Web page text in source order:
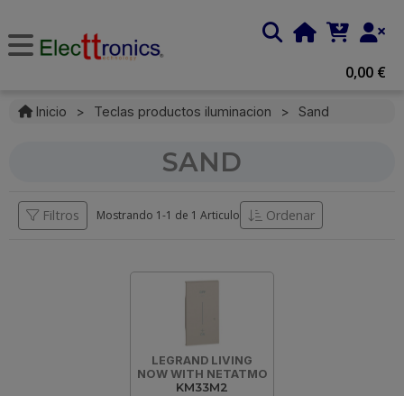
0,00 €
Inicio > Teclas productos iluminacion > Sand
SAND
Filtros Mostrando 1-1 de 1 Articulo Ordenar
LEGRAND LIVING
NOW WITH NETATMO
KM33M2